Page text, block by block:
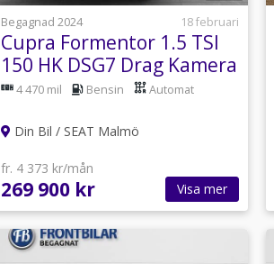
Begagnad 2024
18 februari
Cupra Formentor 1.5 TSI
150 HK DSG7 Drag Kamera
Carplay
4 470 mil Bensin Automat
Din Bil / SEAT Malmö
fr. 4 373 kr/mån
269 900 kr Visa mer